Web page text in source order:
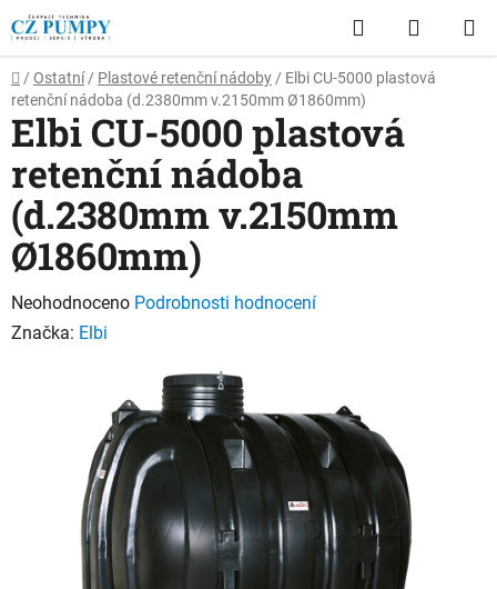
Přejít
na
obsah
Hledat
KOŠÍK
Domů
/ Ostatní / Plastové retenční nádoby / Elbi CU-5000 plastová
retenční nádoba (d.2380mm v.2150mm Ø1860mm)
Elbi CU-5000 plastová
retenční nádoba
(d.2380mm v.2150mm
Ø1860mm)
Průměrné
hodnocení
hvězdiček.
Neohodnoceno Podrobnosti hodnocení
Značka: Elbi